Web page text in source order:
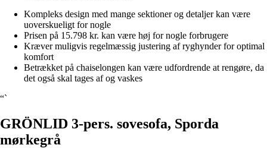
Kompleks design med mange sektioner og detaljer kan være
uoverskueligt for nogle
Prisen på 15.798 kr. kan være høj for nogle forbrugere
Kræver muligvis regelmæssig justering af ryghynder for optimal
komfort
Betrækket på chaiselongen kan være udfordrende at rengøre, da
det også skal tages af og vaskes
“`
GRÖNLID 3-pers. sovesofa, Sporda
mørkegrå